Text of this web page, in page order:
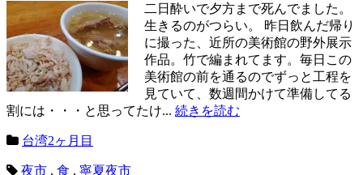
二日酔いで夕方まで死んでました。
生きるのがつらい。 昨日飲んだ帰り
に撮った、近所の美術館の野外展示
作品。竹で編まれてます。毎日この
美術館の前を通るのでずっと工程を
見ていて、数週間かけて準備してる
割には・・・と思ってたけ... 続きを読む
台湾2ヶ月目
夜市 , 食 , 寧夏夜市